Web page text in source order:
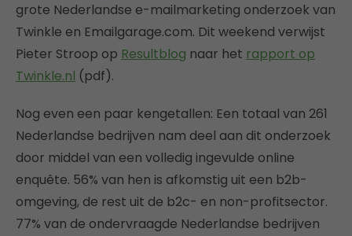
grote Nederlandse e-mailmarketing onderzoek van
Twinkle en Emailgarage.com. Dit weekend verwijst
Pieter Stroop op Resultblog naar het rapport op
Twinkle.nl (pdf).
Nog even een paar kengetallen: Een totaal van 261
Nederlandse bedrijven nam deel aan dit onderzoek
door middel van een volledig ingevulde online
enquête. 56% van hen is afkomstig uit een b2b-
omgeving, de rest uit de b2c- en non-profitsector.
77% van de ondervraagde Nederlandse bedrijven